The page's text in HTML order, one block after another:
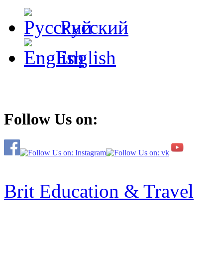
Русский
English
Follow Us on:
Brit Education & Travel